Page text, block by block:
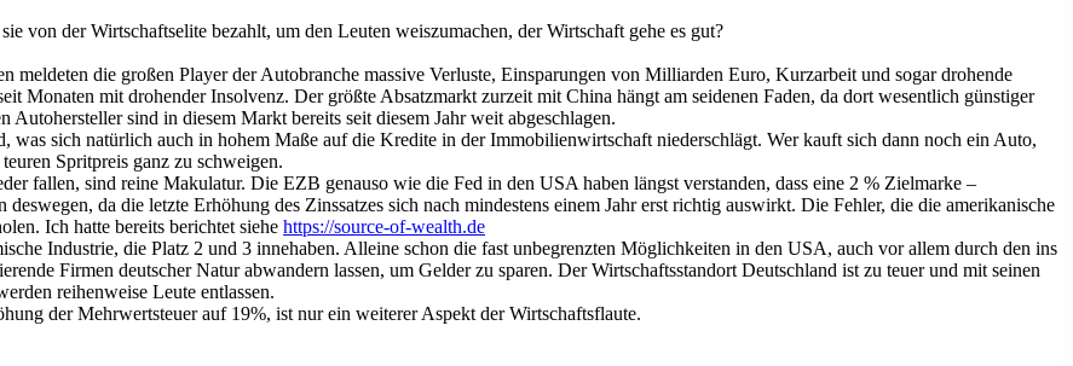
von der Wirtschaftselite bezahlt, um den Leuten weiszumachen, der Wirtschaft gehe es gut?
die großen Player der Autobranche massive Verluste, Einsparungen von Milliarden Euro, Kurzarbeit und sogar drohende
Monaten mit drohender Insolvenz. Der größte Absatzmarkt zurzeit mit China hängt am seidenen Faden, da dort wesentlich günstiger
sind in diesem Markt bereits seit diesem Jahr weit abgeschlagen.
was sich natürlich auch in hohem Maße auf die Kredite in der Immobilienwirtschaft niederschlägt. Wer kauft sich dann noch ein Auto,
Spritpreis ganz zu schweigen.
fallen, sind reine Makulatur. Die EZB genauso wie die Fed in den USA haben längst verstanden, dass eine 2 % Zielmarke –
da die letzte Erhöhung des Zinssatzes sich nach mindestens einem Jahr erst richtig auswirkt. Die Fehler, die die amerikanische
Ich hatte bereits berichtet siehe https://source-of-wealth.de
Industrie, die Platz 2 und 3 innehaben. Alleine schon die fast unbegrenzten Möglichkeiten in den USA, auch vor allem durch den ins
Firmen deutscher Natur abwandern lassen, um Gelder zu sparen. Der Wirtschaftsstandort Deutschland ist zu teuer und mit seinen
reihenweise Leute entlassen.
der Mehrwertsteuer auf 19%, ist nur ein weiterer Aspekt der Wirtschaftsflaute.